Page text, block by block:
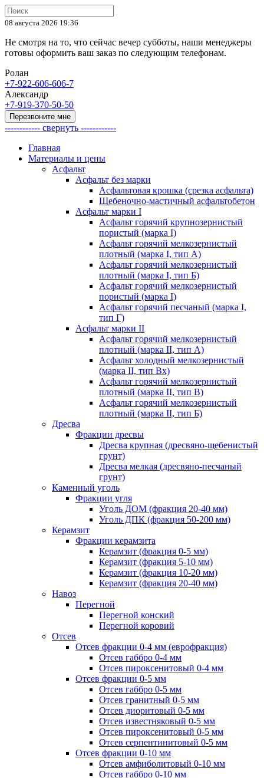
08 августа 2026 19:36
Не смотря на то, что сейчас вечер субботы, наши менеджеры
готовы оформить ваш заказ по следующим телефонам.
Ролан
+7-922-606-606-7
Александр
+7-919-370-50-50
Перезвоните мне
------------ свернуть ------------
Главная
Материалы и цены
Асфальт
Асфальт без марки
Асфальтовая крошка (срезка асфальта)
Щебеночно-мастичный асфальтобетон
Асфальт марки I
Асфальт горячий крупнозернистый
пористый (марка I)
Асфальт горячий мелкозернистый
плотный (марка I, тип А)
Асфальт горячий мелкозернистый
плотный (марка I, тип Б)
Асфальт горячий мелкозернистый
пористый (марка I)
Асфальт горячий песчаный (марка I,
тип Г)
Асфальт марки II
Асфальт горячий мелкозернистый
плотный (марка II, тип А)
Асфальт холодный мелкозернистый
(марка II, тип Вх)
Асфальт горячий мелкозернистый
плотный (марка II, тип В)
Асфальт горячий мелкозернистый
плотный (марка II, тип Б)
Дресва
Фракции дресвы
Дресва крупная (дресвяно-щебенистый
грунт)
Дресва мелкая (дресвяно-песчаный
грунт)
Каменный уголь
Фракции угля
Уголь ДОМ (фракция 20-40 мм)
Уголь ДПК (фракция 50-200 мм)
Керамзит
Фракции керамзита
Керамзит (фракция 0-5 мм)
Керамзит (фракция 5-10 мм)
Керамзит (фракция 10-20 мм)
Керамзит (фракция 20-40 мм)
Навоз
Перегной
Перегной конский
Перегной коровий
Отсев
Отсев фракции 0-4 мм (еврофракция)
Отсев габбро 0-4 мм
Отсев пироксенитовый 0-4 мм
Отсев фракции 0-5 мм
Отсев габбро 0-5 мм
Отсев гранитный 0-5 мм
Отсев диоритовый 0-5 мм
Отсев известняковый 0-5 мм
Отсев пироксенитовый 0-5 мм
Отсев серпентинитовый 0-5 мм
Отсев фракции 0-10 мм
Отсев амфиболитовый 0-10 мм
Отсев габбро 0-10 мм